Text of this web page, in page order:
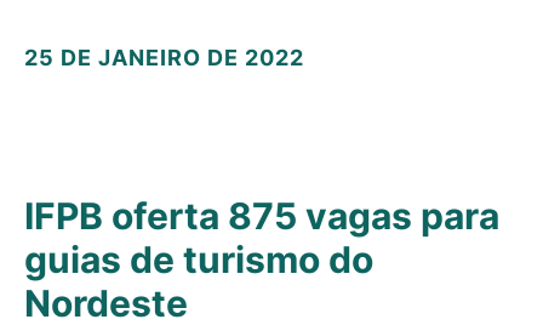
25 DE JANEIRO DE 2022
IFPB oferta 875 vagas para
guias de turismo do
Nordeste